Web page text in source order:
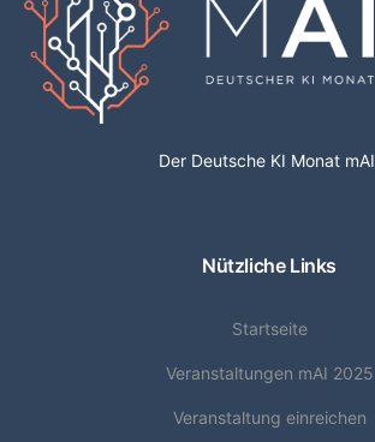
Der Deutsche KI Monat mAI
Nützliche Links
Startseite
Veranstaltungen mAI 2025
Veranstaltung einreichen